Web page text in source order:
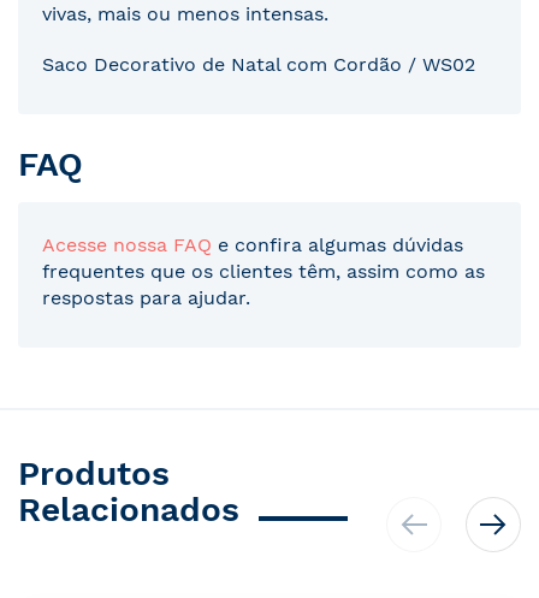
vivas, mais ou menos intensas.
Saco Decorativo de Natal com Cordão / WS02
FAQ
Acesse nossa FAQ e confira algumas dúvidas
frequentes que os clientes têm, assim como as
respostas para ajudar.
Produtos
Relacionados